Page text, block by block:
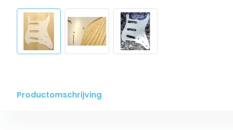
Productomschrijving